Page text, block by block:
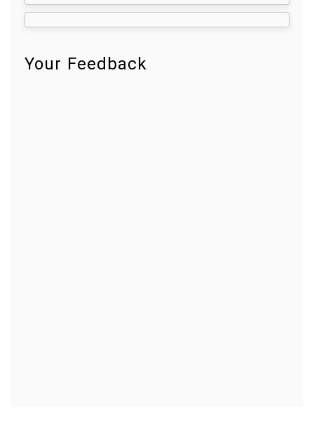
navigation
Your Feedback